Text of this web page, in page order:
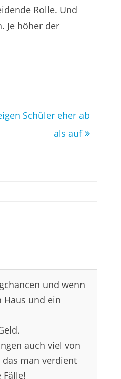
Rolle. Und
Je höher der
Schüler eher ab
als auf
und wenn
und ein
auch viel von
man verdient